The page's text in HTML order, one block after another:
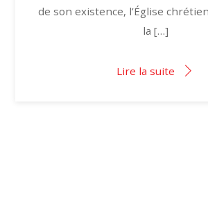
de son existence, l’Église
la […]
Lire la suite